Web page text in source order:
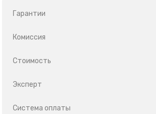
Гарантии
Комиссия
Стоимость
Эксперт
Система оплаты